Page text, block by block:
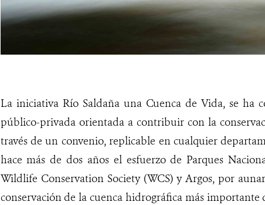
La iniciativa Río Saldaña una Cuenca de Vida, se ha
público-privada orientada a contribuir con la
través de un convenio, replicable en cualquier
hace más de dos años el esfuerzo de Parques
Wildlife Conservation Society (WCS) y Argos, por
conservación de la cuenca hidrográfica más